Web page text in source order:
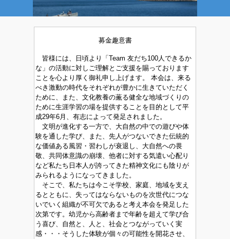
募金趣意書
皆様には、日頃より「Team 友だち100人できるか
な」の活動に対しご理解とご支援を賜っております
ことを心より厚く御礼申し上げます。 本会は、来る
べき激動の時代をそれぞれが豊かに生きていただく
ために、また、文化教養の薫る健全な地域づくりの
ために生涯学習の場を提供することを目的として平
成29年6月、有志によって発足されました。
文明が進化する一方で、大自然の中での遊びや体
験を通した学び、また、先人がつないできた伝統的
な価値ある風習・習わしが衰退し、大自然への畏
敬、共同体意識の崩壊、他者に対する気遣い心配り
など私たち日本人が誇ってきた精神文化にも陰りが
みられるようになってきました。
そこで、私たちは今こそ学校、家庭、地域を支え
るとともに、失ってはならないものを次世代につな
いでいく組織が不可欠であると考え本会を発足した
次第です。幼児から高齢者まで年齢を超えて学び合
う喜び、自然と、人と、社会とつながっていく実
感・・・そうした体験が個々の可能性を開花させ、